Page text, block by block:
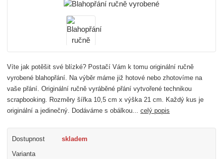
Víte jak potěšit své blízké? Postačí Vám k tomu originální ručně
vyrobené blahopřání. Na výběr máme již hotové nebo zhotovíme na
vaše přání. Originální ručně vyráběné přání vytvořené technikou
scrapbooking. Rozměry šířka 10,5 cm x výška 21 cm. Každý kus je
originální a jedinečný. Dodáváme s obálkou...celý popis
Dostupnost skladem
Varianta